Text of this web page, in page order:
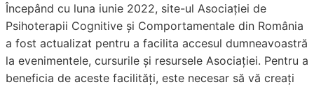
Începând cu luna iunie 2022, site-ul Asociației de
Psihoterapii Cognitive și Comportamentale din România
a fost actualizat pentru a facilita accesul dumneavoastră
la evenimentele, cursurile și resursele Asociației. Pentru a
beneficia de aceste facilități, este necesar să vă creați